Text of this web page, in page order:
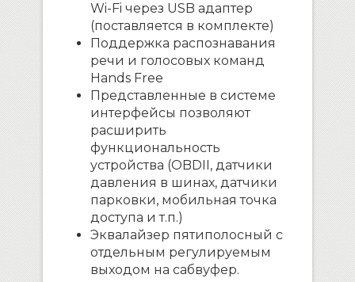
Wi-Fi через USB адаптер
(поставляется в комплекте)
Поддержка распознавания
речи и голосовых команд
Hands Free
Представленные в системе
интерфейсы позволяют
расширить
функциональность
устройства (OBDII, датчики
давления в шинах, датчики
парковки, мобильная точка
доступа и т.п.)
Эквалайзер пятиполосный с
отдельным регулируемым
выходом на сабвуфер.